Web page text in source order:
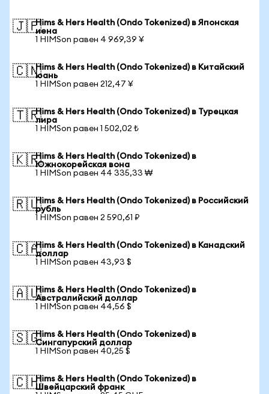
🇯🇵Hims & Hers Health (Ondo Tokenized) в Японская
иена
1 HIMSon равен 4 969,39 ¥
🇨🇳Hims & Hers Health (Ondo Tokenized) в Китайский
юань
1 HIMSon равен 212,47 ¥
🇹🇷Hims & Hers Health (Ondo Tokenized) в Турецкая
лира
1 HIMSon равен 1 502,02 ₺
🇰🇷Hims & Hers Health (Ondo Tokenized) в
Южнокорейская вона
1 HIMSon равен 44 335,33 ₩
🇷🇺Hims & Hers Health (Ondo Tokenized) в Российский
рубль
1 HIMSon равен 2 590,61 ₽
🇨🇦Hims & Hers Health (Ondo Tokenized) в Канадский
доллар
1 HIMSon равен 43,93 $
🇦🇺Hims & Hers Health (Ondo Tokenized) в
Австралийский доллар
1 HIMSon равен 44,56 $
🇸🇬Hims & Hers Health (Ondo Tokenized) в
Сингапурский доллар
1 HIMSon равен 40,25 $
🇨🇭Hims & Hers Health (Ondo Tokenized) в
Швейцарский франк